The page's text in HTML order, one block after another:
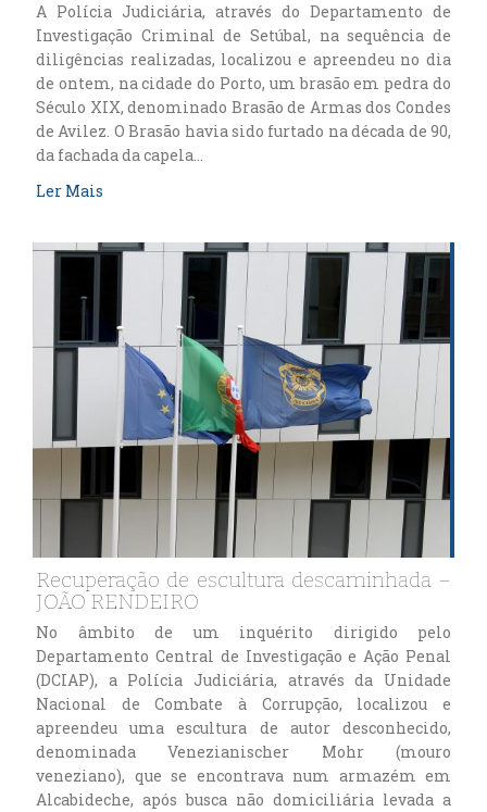
A Polícia Judiciária, através do Departamento de
Investigação Criminal de Setúbal, na sequência de
diligências realizadas, localizou e apreendeu no dia
de ontem, na cidade do Porto, um brasão em pedra do
Século XIX, denominado Brasão de Armas dos Condes
de Avilez. O Brasão havia sido furtado na década de 90,
da fachada da capela…
Ler Mais
Recuperação de escultura descaminhada –
JOÃO RENDEIRO
No âmbito de um inquérito dirigido pelo
Departamento Central de Investigação e Ação Penal
(DCIAP), a Polícia Judiciária, através da Unidade
Nacional de Combate à Corrupção, localizou e
apreendeu uma escultura de autor desconhecido,
denominada Venezianischer Mohr (mouro
veneziano), que se encontrava num armazém em
Alcabideche, após busca não domiciliária levada a